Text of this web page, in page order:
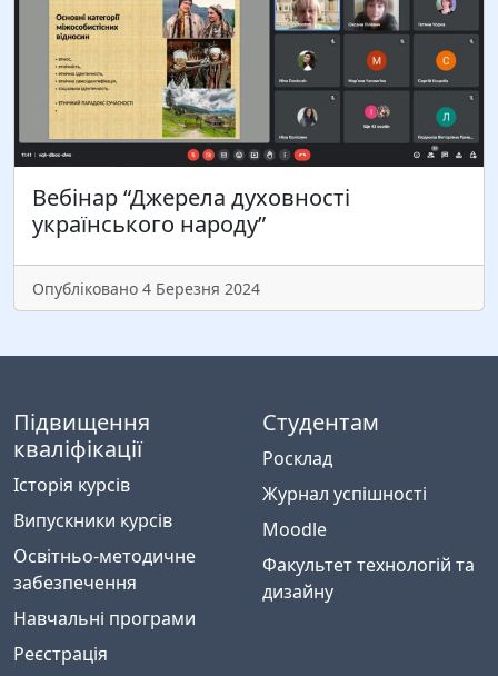
Вебінар “Джерела духовності
українського народу”
Опубліковано 4 Березня 2024
Підвищення
кваліфікації
Історія курсів
Випускники курсів
Освітньо-методичне
забезпечення
Навчальні програми
Реєстрація
Студентам
Росклад
Журнал успішності
Moodle
Факультет технологій та
дизайну